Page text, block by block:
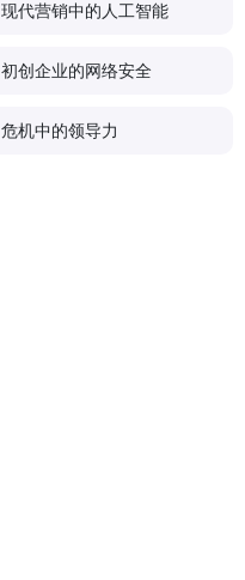
现代营销中的人工智能
初创企业的网络安全
危机中的领导力